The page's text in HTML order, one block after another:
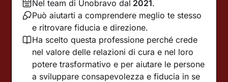
Nel team di Unobravo dal 2021.
Può aiutarti a comprendere meglio te stesso
e ritrovare fiducia e direzione.
Ha scelto questa professione perché crede
nel valore delle relazioni di cura e nel loro
potere trasformativo e per aiutare le persone
a sviluppare consapevolezza e fiducia in se